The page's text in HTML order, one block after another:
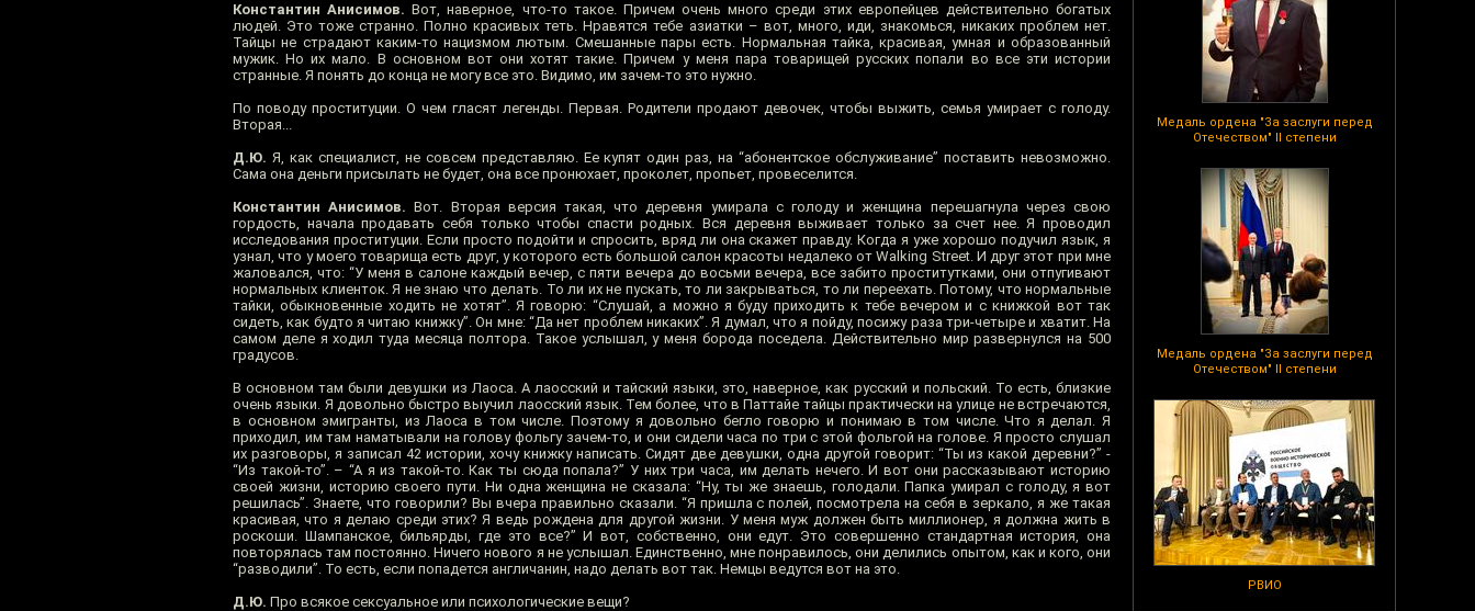
Медаль ордена "За заслуги перед
Отечеством" II степени
Медаль ордена "За заслуги перед
Отечеством" II степени
РВИО
Константин Анисимов. Вот, наверное, что-то такое. Причем очень много среди этих европейцев действительно богатых
людей. Это тоже странно. Полно красивых теть. Нравятся тебе азиатки – вот, много, иди, знакомься, никаких проблем нет.
Тайцы не страдают каким-то нацизмом лютым. Смешанные пары есть. Нормальная тайка, красивая, умная и образованный
мужик. Но их мало. В основном вот они хотят такие. Причем у меня пара товарищей русских попали во все эти истории
странные. Я понять до конца не могу все это. Видимо, им зачем-то это нужно.
По поводу проституции. О чем гласят легенды. Первая. Родители продают девочек, чтобы выжить, семья умирает с голоду.
Вторая...
Д.Ю. Я, как специалист, не совсем представляю. Ее купят один раз, на “абонентское обслуживание” поставить невозможно.
Сама она деньги присылать не будет, она все пронюхает, проколет, пропьет, провеселится.
Константин Анисимов. Вот. Вторая версия такая, что деревня умирала с голоду и женщина перешагнула через свою
гордость, начала продавать себя только чтобы спасти родных. Вся деревня выживает только за счет нее. Я проводил
исследования проституции. Если просто подойти и спросить, вряд ли она скажет правду. Когда я уже хорошо подучил язык, я
узнал, что у моего товарища есть друг, у которого есть большой салон красоты недалеко от Walking Street. И друг этот при мне
жаловался, что: “У меня в салоне каждый вечер, с пяти вечера до восьми вечера, все забито проститутками, они отпугивают
нормальных клиенток. Я не знаю что делать. То ли их не пускать, то ли закрываться, то ли переехать. Потому, что нормальные
тайки, обыкновенные ходить не хотят”. Я говорю: “Слушай, а можно я буду приходить к тебе вечером и с книжкой вот так
сидеть, как будто я читаю книжку”. Он мне: “Да нет проблем никаких”. Я думал, что я пойду, посижу раза три-четыре и хватит. На
самом деле я ходил туда месяца полтора. Такое услышал, у меня борода поседела. Действительно мир развернулся на 500
градусов.
В основном там были девушки из Лаоса. А лаосский и тайский языки, это, наверное, как русский и польский. То есть, близкие
очень языки. Я довольно быстро выучил лаосский язык. Тем более, что в Паттайе тайцы практически на улице не встречаются,
в основном эмигранты, из Лаоса в том числе. Поэтому я довольно бегло говорю и понимаю в том числе. Что я делал. Я
приходил, им там наматывали на голову фольгу зачем-то, и они сидели часа по три с этой фольгой на голове. Я просто слушал
их разговоры, я записал 42 истории, хочу книжку написать. Сидят две девушки, одна другой говорит: “Ты из какой деревни?” -
“Из такой-то”. – “А я из такой-то. Как ты сюда попала?” У них три часа, им делать нечего. И вот они рассказывают историю
своей жизни, историю своего пути. Ни одна женщина не сказала: “Ну, ты же знаешь, голодали. Папка умирал с голоду, я вот
решилась”. Знаете, что говорили? Вы вчера правильно сказали. “Я пришла с полей, посмотрела на себя в зеркало, я же такая
красивая, что я делаю среди этих? Я ведь рождена для другой жизни. У меня муж должен быть миллионер, я должна жить в
роскоши. Шампанское, бильярды, где это все?” И вот, собственно, они едут. Это совершенно стандартная история, она
повторялась там постоянно. Ничего нового я не услышал. Единственно, мне понравилось, они делились опытом, как и кого, они
“разводили”. То есть, если попадется англичанин, надо делать вот так. Немцы ведутся вот на это.
Д.Ю. Про всякое сексуальное или психологические вещи?